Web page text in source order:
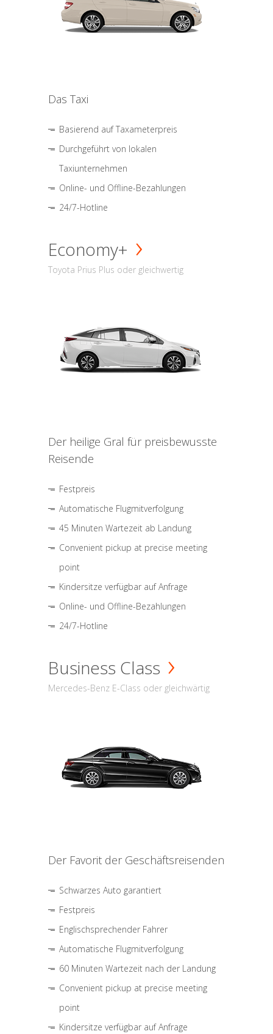
Das Taxi
Basierend auf Taxameterpreis
Durchgeführt von lokalen
Taxiunternehmen
Online- und Offline-Bezahlungen
24/7-Hotline
Economy+
Toyota Prius Plus oder gleichwertig
Der heilige Gral für preisbewusste
Reisende
Festpreis
Automatische Flugmitverfolgung
45 Minuten Wartezeit ab Landung
Convenient pickup at precise meeting
point
Kindersitze verfügbar auf Anfrage
Online- und Offline-Bezahlungen
24/7-Hotline
Business Class
Mercedes-Benz E-Class oder gleichwärtig
Der Favorit der Geschäftsreisenden
Schwarzes Auto garantiert
Festpreis
Englischsprechender Fahrer
Automatische Flugmitverfolgung
60 Minuten Wartezeit nach der Landung
Convenient pickup at precise meeting
point
Kindersitze verfügbar auf Anfrage